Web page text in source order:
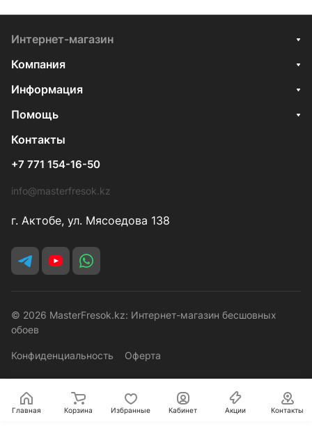
Интернет-магазин
Компания
Информация
Помощь
Контакты
+7 771 154-16-50
info@masterfresok.kz
г. Актобе, ул. Мясоедова 138
© 2026 MasterFresok.kz: Интернет-магазин бесшовных
обоев
Конфиденциальность Оферта
Главная Корзина Избранные Кабинет Акции Контакты